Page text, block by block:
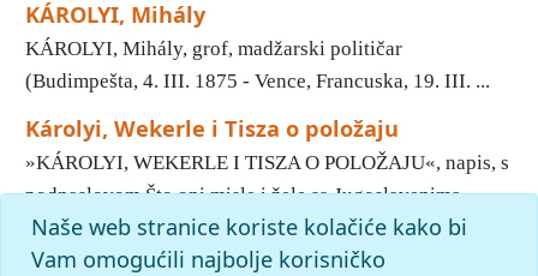
KÁROLYI, Mihály
KÁROLYI, Mihály, grof, madžarski političar
(Budimpešta, 4. III. 1875 - Vence, Francuska, 19. III. ...
Károlyi, Wekerle i Tisza o položaju
»KÁROLYI, WEKERLE I TISZA O POLOŽAJU«, napis, s
podnaslovom Što oni misle i žele sa Jugoslavenima, ...
1 2 3 4 5 6 7 8 9 10 »
Naše web stranice koriste kolačiće kako bi
Vam omogućili najbolje korisničko